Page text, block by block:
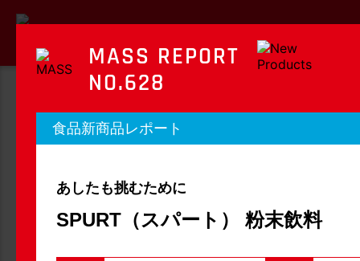
MASS REPORT
マスレポート
OTC新商品レポート
MASS REPORT
NO.628
食品新商品レポート
あしたも挑むために
SPURT（スパート） 粉末飲料